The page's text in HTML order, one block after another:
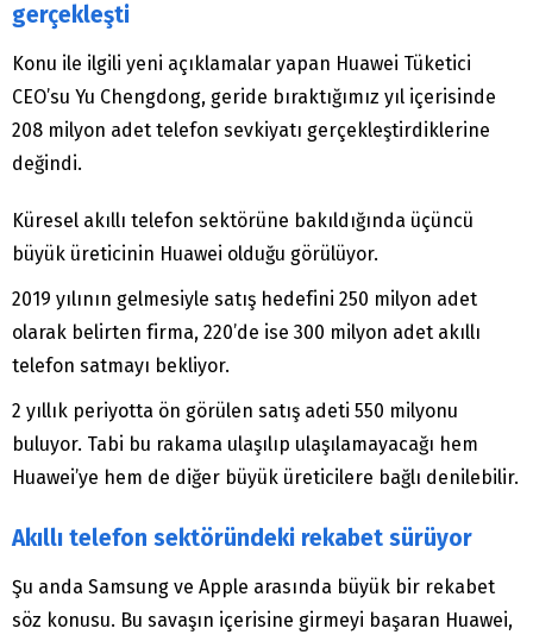
gerçekleşti
Konu ile ilgili yeni açıklamalar yapan Huawei Tüketici
CEO’su Yu Chengdong, geride bıraktığımız yıl içerisinde
208 milyon adet telefon sevkiyatı gerçekleştirdiklerine
değindi.
Küresel akıllı telefon sektörüne bakıldığında üçüncü
büyük üreticinin Huawei olduğu görülüyor.
2019 yılının gelmesiyle satış hedefini 250 milyon adet
olarak belirten firma, 220’de ise 300 milyon adet akıllı
telefon satmayı bekliyor.
2 yıllık periyotta ön görülen satış adeti 550 milyonu
buluyor. Tabi bu rakama ulaşılıp ulaşılamayacağı hem
Huawei’ye hem de diğer büyük üreticilere bağlı denilebilir.
Akıllı telefon sektöründeki rekabet sürüyor
Şu anda Samsung ve Apple arasında büyük bir rekabet
söz konusu. Bu savaşın içerisine girmeyi başaran Huawei,